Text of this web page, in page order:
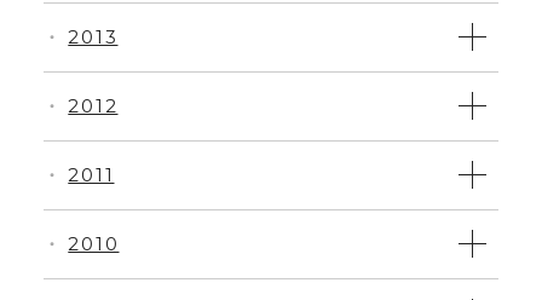
・ 2010
・ 2011
・ 2012
・ 2013